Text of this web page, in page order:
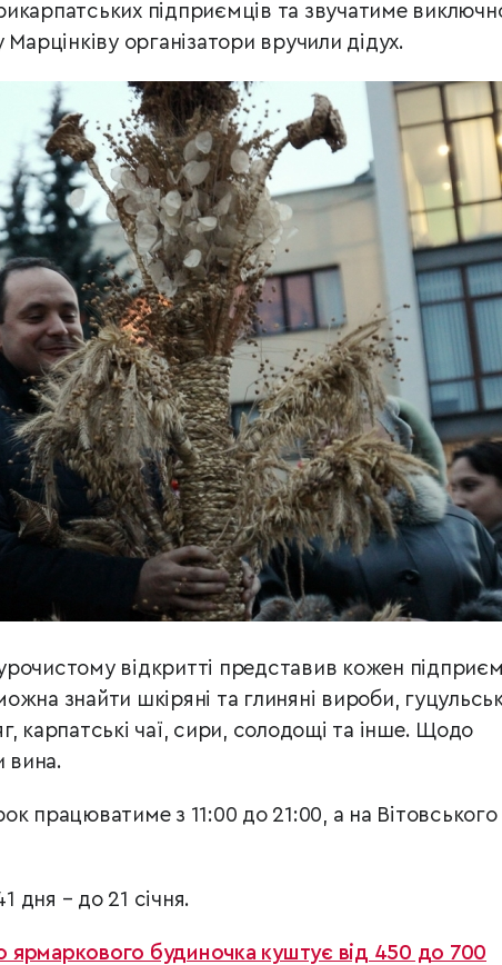
підприємців та звучатиме
організатори вручили дідух.
відкритті представив кожен
знайти шкіряні та глиняні вироби,
карпатські чаї, сири, солодощі та інше. Щодо
вина.
працюватиме з 11:00 до 21:00, а на Вітовського
дня – до 21 січня.
ярмаркового будиночка куштує від 450 до 700